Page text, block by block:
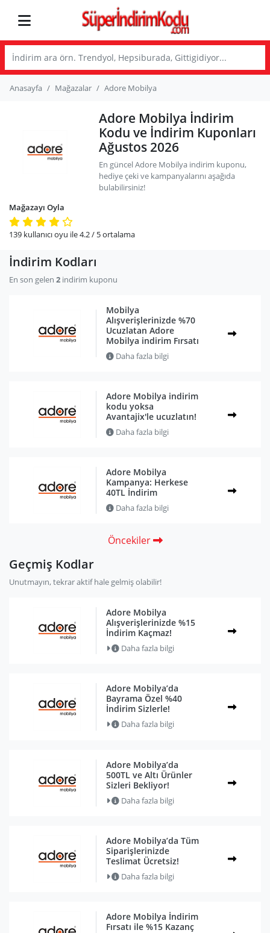
Anasayfa Mağazalar Adore Mobilya
Mağazayı Oyla
139 kullanıcı oyu ile4.2/ 5ortalama
Adore Mobilya İndirim
Kodu ve İndirim Kuponları
Ağustos 2026
En güncel Adore Mobilya indirim kuponu,
hediye çeki ve kampanyalarını aşağıda
bulabilirsiniz!
İndirim Kodları
En son gelen 2 indirim kuponu
Mobilya
Alışverişlerinizde %70
Ucuzlatan Adore
Mobilya indirim Fırsatı
Daha fazla bilgi
Adore Mobilya indirim
kodu yoksa
Avantajix'le ucuzlatın!
Daha fazla bilgi
Adore Mobilya
Kampanya: Herkese
40TL İndirim
Daha fazla bilgi
Öncekiler
Geçmiş Kodlar
Unutmayın, tekrar aktif hale gelmiş olabilir!
Adore Mobilya
Alışverişlerinizde %15
İndirim Kaçmaz!
Daha fazla bilgi
Adore Mobilya’da
Bayrama Özel %40
İndirim Sizlerle!
Daha fazla bilgi
Adore Mobilya’da
500TL ve Altı Ürünler
Sizleri Bekliyor!
Daha fazla bilgi
Adore Mobilya’da Tüm
Siparişlerinizde
Teslimat Ücretsiz!
Daha fazla bilgi
Adore Mobilya İndirim
Fırsatı ile %15 Kazanç